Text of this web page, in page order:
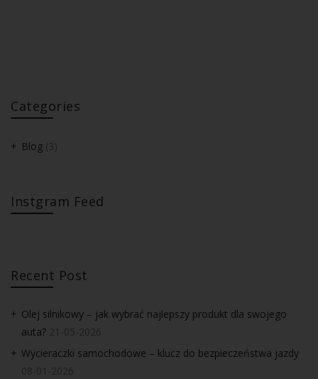
Categories
Blog (3)
Instgram Feed
Recent Post
Olej silnikowy – jak wybrać najlepszy produkt dla swojego
auta? 21-05-2026
Wycieraczki samochodowe – klucz do bezpieczeństwa jazdy
08-01-2026